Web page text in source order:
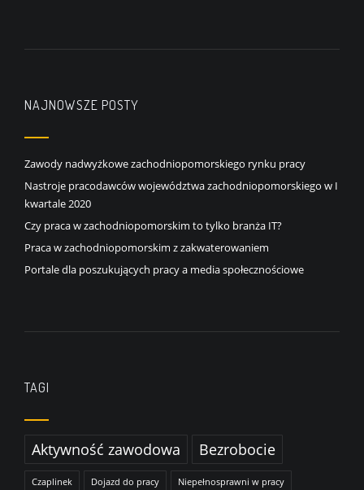
NAJNOWSZE POSTY
Zawody nadwyżkowe zachodniopomorskiego rynku pracy
Nastroje pracodawców województwa zachodniopomorskiego w I
kwartale 2020
Czy praca w zachodniopomorskim to tylko branża IT?
Praca w zachodniopomorskim z zakwaterowaniem
Portale dla poszukujących pracy a media społecznościowe
TAGI
Aktywność zawodowa Bezrobocie
Czaplinek Dojazd do pracy Niepełnosprawni w pracy